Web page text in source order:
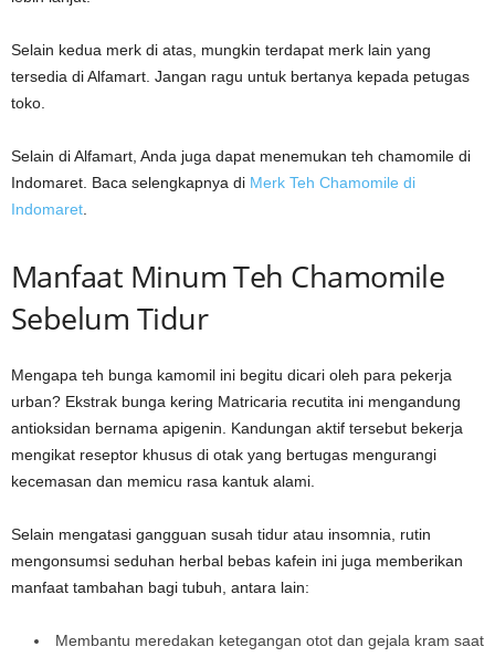
Selain kedua merk di atas, mungkin terdapat merk lain yang
tersedia di Alfamart. Jangan ragu untuk bertanya kepada petugas
toko.
Selain di Alfamart, Anda juga dapat menemukan teh chamomile di
Indomaret. Baca selengkapnya di Merk Teh Chamomile di
Indomaret
Manfaat Minum Teh Chamomile
Sebelum Tidur
Mengapa teh bunga kamomil ini begitu dicari oleh para pekerja
urban? Ekstrak bunga kering Matricaria recutita ini mengandung
antioksidan bernama apigenin. Kandungan aktif tersebut bekerja
mengikat reseptor khusus di otak yang bertugas mengurangi
kecemasan dan memicu rasa kantuk alami.
Selain mengatasi gangguan susah tidur atau insomnia, rutin
mengonsumsi seduhan herbal bebas kafein ini juga memberikan
manfaat tambahan bagi tubuh, antara lain:
Membantu meredakan ketegangan otot dan gejala kram saat